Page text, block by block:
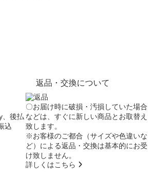
、後払
込
返品・交換について
〇お届け時に破損・汚損していた場合
などは、すぐに新しい商品とお取替え
致します。
※お客様のご都合（サイズや色違いな
ど）による返品・交換は基本的にお受
け致しません。
詳しくはこちら